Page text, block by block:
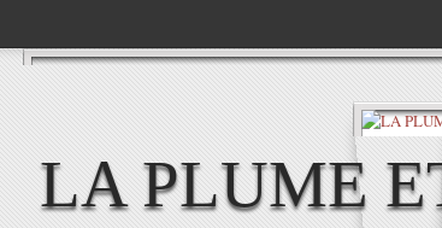
LA PLUME